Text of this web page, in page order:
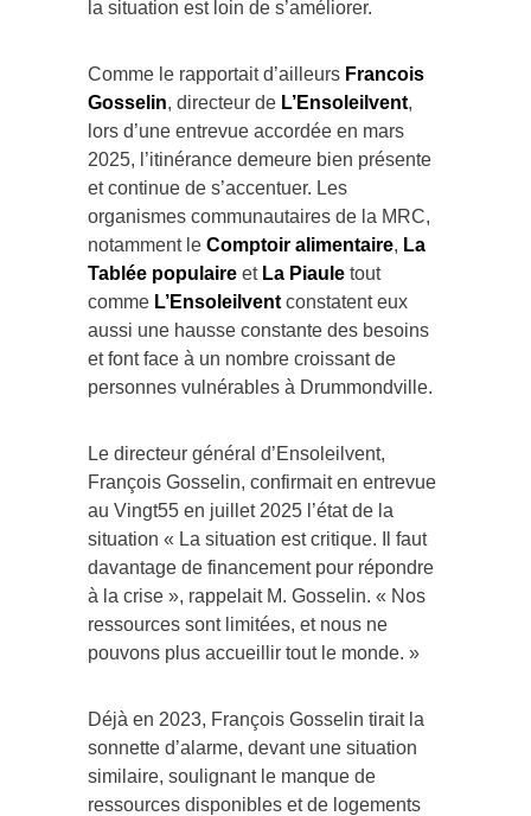
la situation est loin de s’améliorer.
Comme le rapportait d’ailleurs Francois
Gosselin, directeur de L’Ensoleilvent,
lors d’une entrevue accordée en mars
2025, l’itinérance demeure bien présente
et continue de s’accentuer. Les
organismes communautaires de la MRC,
notamment le Comptoir alimentaire, La
Tablée populaire et La Piaule tout
comme L’Ensoleilvent constatent eux
aussi une hausse constante des besoins
et font face à un nombre croissant de
personnes vulnérables à Drummondville.
Le directeur général d’Ensoleilvent,
François Gosselin, confirmait en entrevue
au Vingt55 en juillet 2025 l’état de la
situation « La situation est critique. Il faut
davantage de financement pour répondre
à la crise », rappelait M. Gosselin. « Nos
ressources sont limitées, et nous ne
pouvons plus accueillir tout le monde. »
Déjà en 2023, François Gosselin tirait la
sonnette d’alarme, devant une situation
similaire, soulignant le manque de
ressources disponibles et de logements